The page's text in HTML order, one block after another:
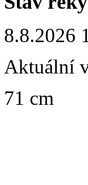
8.8.2026
Aktuální
71 cm